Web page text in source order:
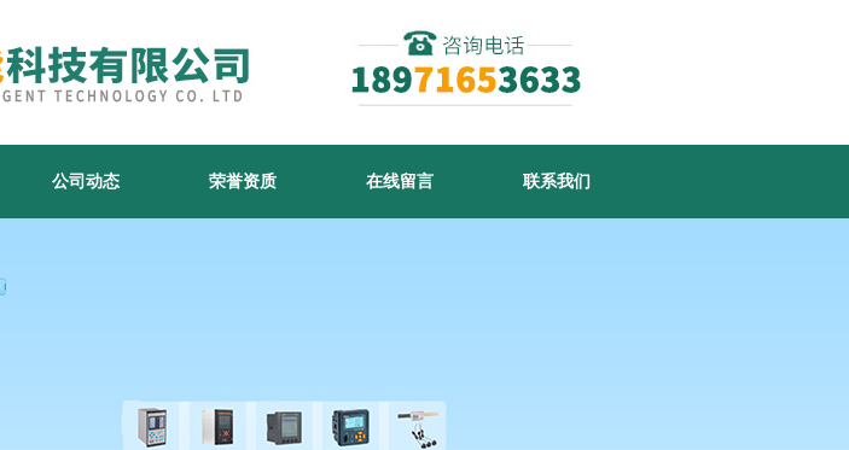
公司动态 荣誉资质 在线留言 联系我们